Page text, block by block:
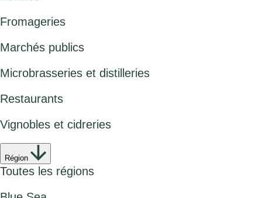
Fromageries
Marchés publics
Microbrasseries et distilleries
Restaurants
Vignobles et cidreries
Région
Toutes les régions